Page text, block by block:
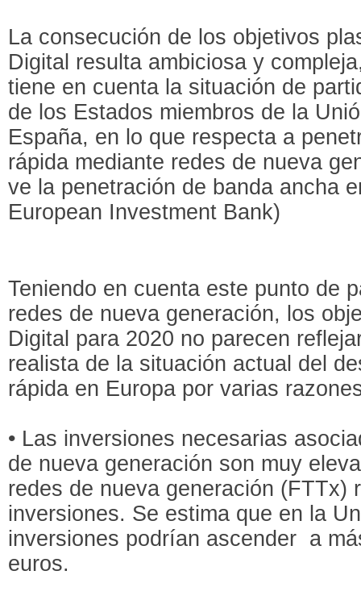
La consecución de los objetivos
Digital resulta ambiciosa y
tiene en cuenta la situación de
de los Estados miembros de la
España, en lo que respecta a
rápida mediante redes de nueva
ve la penetración de banda ancha
European Investment Bank)
Teniendo en cuenta este punto de
redes de nueva generación, los
Digital para 2020 no parecen
realista de la situación actual del
rápida en Europa por varias
• Las inversiones necesarias
de nueva generación son muy
redes de nueva generación (FTTx)
inversiones. Se estima que en la
inversiones podrían ascender a
euros.